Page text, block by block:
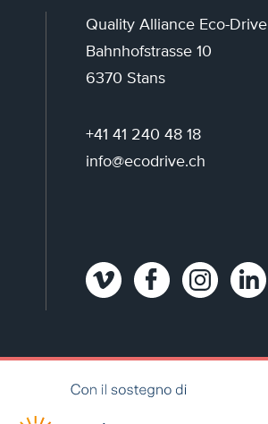
Quality Alliance Eco-Drive
Bahnhofstrasse 10
6370 Stans
+41 41 240 48 18
info@ecodrive.ch